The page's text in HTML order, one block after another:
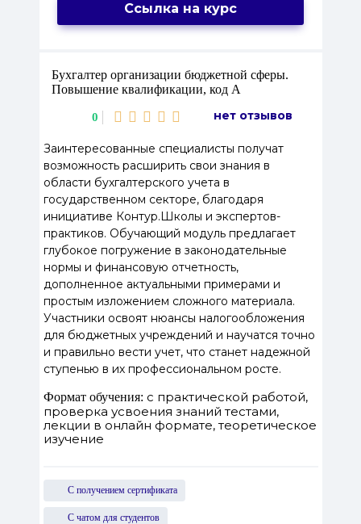
Ссылка на курс
Бухгалтер организации бюджетной сферы.
Повышение квалификации, код А
0 нет отзывов
Заинтересованные специалисты получат
возможность расширить свои знания в
области бухгалтерского учета в
государственном секторе, благодаря
инициативе Контур.Школы и экспертов-
практиков. Обучающий модуль предлагает
глубокое погружение в законодательные
нормы и финансовую отчетность,
дополненное актуальными примерами и
простым изложением сложного материала.
Участники освоят нюансы налогообложения
для бюджетных учреждений и научатся точно
и правильно вести учет, что станет надежной
ступенью в их профессиональном росте.
Формат обучения: с практической работой,
проверка усвоения знаний тестами,
лекции в онлайн формате, теоретическое
изучение
С получением сертификата
С чатом для студентов